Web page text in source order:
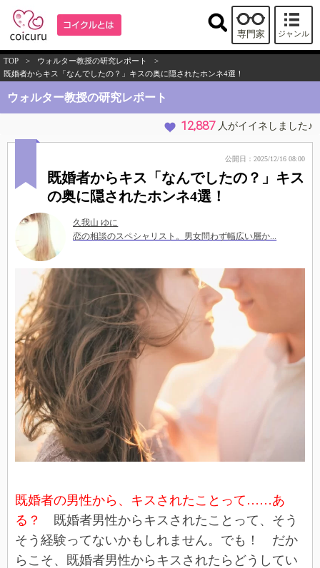
ジャンル
専門家
TOP > ウォルター教授の研究レポート
>
既婚者からキス「なんでしたの？」キスの奥に隠されたホンネ4選！
ウォルター教授の研究レポート
12,887 人がイイネしました♪
公開日：2025/12/16 08:00
既婚者からキス「なんでしたの？」キス
の奥に隠されたホンネ4選！
久我山 ゆに
恋の相談のスペシャリスト。男女問わず幅広い層か...
既婚者の男性から、キスされたことって……あ
る？
既婚者男性からキスされたことって、そう
そう経験ってないかもしれません。でも！ だか
らこそ、既婚者男性からキスされたらどうしてい